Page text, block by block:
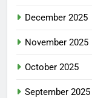
December 2025
November 2025
October 2025
September 2025